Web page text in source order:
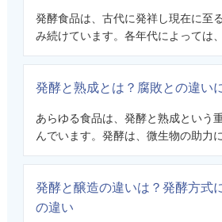
発酵食品は、古代に発祥し現在に至
み続けています。各年代によっては
発酵と熟成とは？腐敗との違い
あらゆる食品は、発酵と熟成という
んでいます。発酵は、微生物の助力
発酵と醸造の違いは？発酵方式
の違い